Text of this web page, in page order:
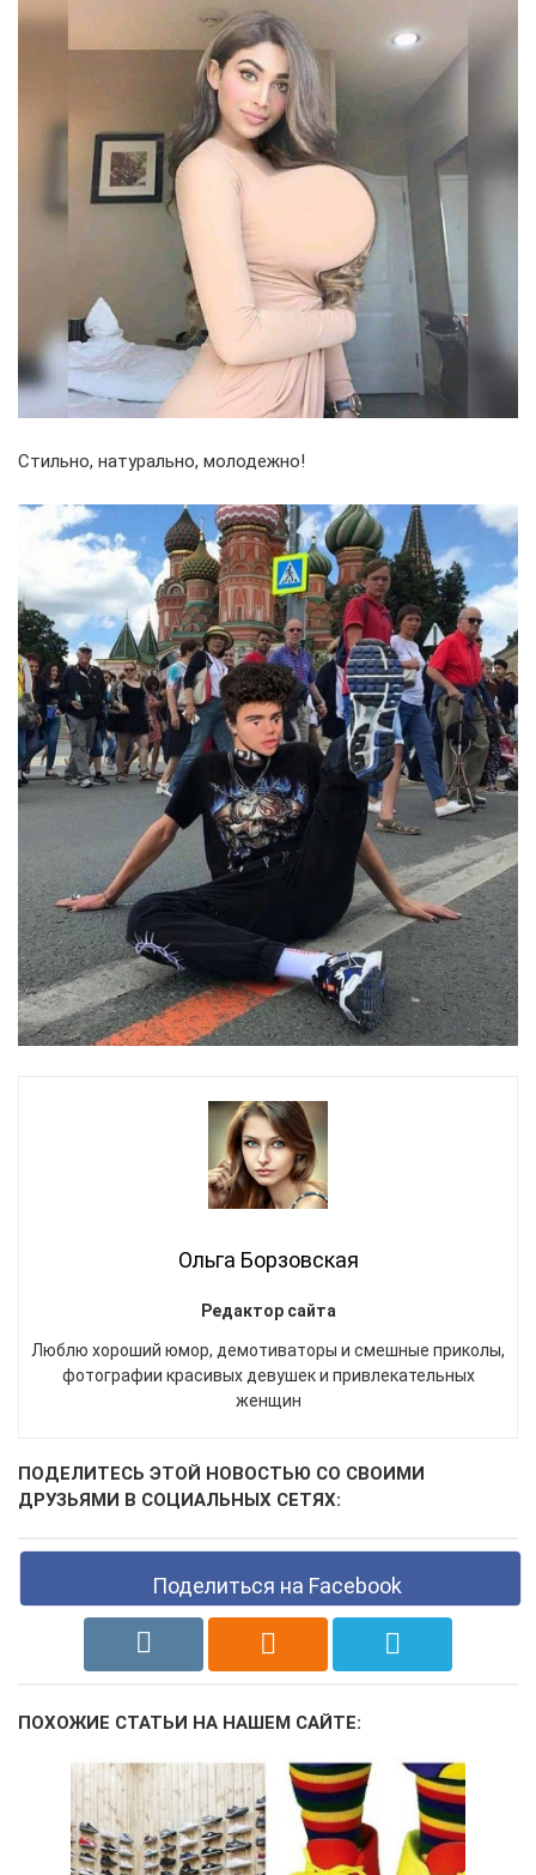
Стильно, натурально, молодежно!
Ольга Борзовская
Редактор сайта
Люблю хороший юмор, демотиваторы и смешные приколы,
фотографии красивых девушек и привлекательных
женщин
ПОДЕЛИТЕСЬ ЭТОЙ НОВОСТЬЮ СО СВОИМИ
ДРУЗЬЯМИ В СОЦИАЛЬНЫХ СЕТЯХ:
Поделиться на Facebook
ПОХОЖИЕ СТАТЬИ НА НАШЕМ САЙТЕ: